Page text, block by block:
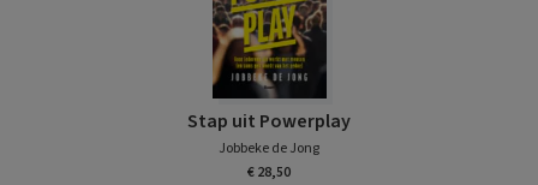
Stap uit Powerplay
Jobbeke de Jong
€ 28,50